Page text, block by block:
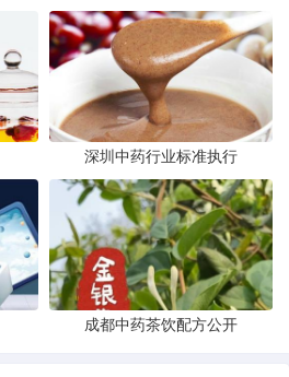
深圳中药行业标准执行
成都中药茶饮配方公开